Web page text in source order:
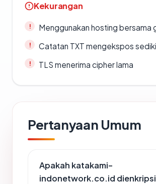
Kekurangan
Menggunakan hosting bersama
Catatan TXT mengekspos
TLS menerima cipher lama
Pertanyaan Umum
Apakah katakami-
indonetwork.co.id